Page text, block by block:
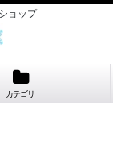
ョップ
カテゴリ